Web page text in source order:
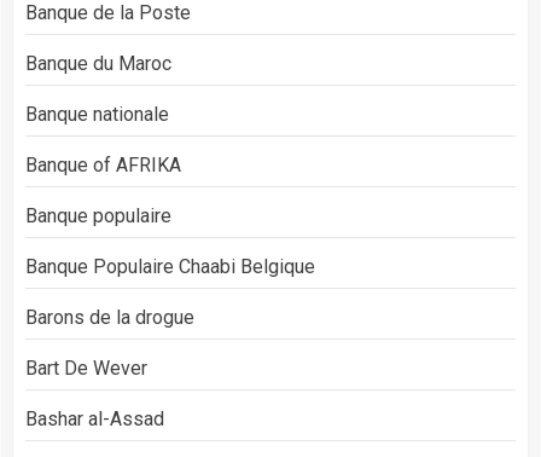
Banque de la Poste
Banque du Maroc
Banque nationale
Banque of AFRIKA
Banque populaire
Banque Populaire Chaabi Belgique
Barons de la drogue
Bart De Wever
Bashar al-Assad